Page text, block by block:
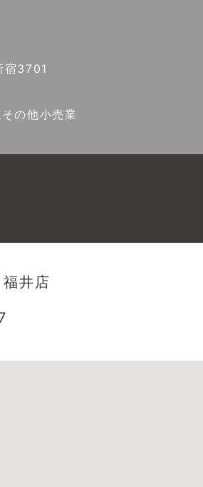
宿3701
の他小売業
井店